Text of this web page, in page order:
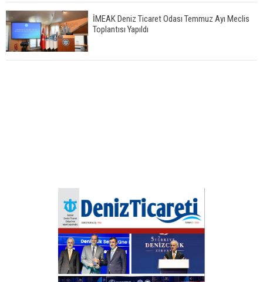
İMEAK Deniz Ticaret Odası Temmuz Ayı Meclis
Toplantısı Yapıldı